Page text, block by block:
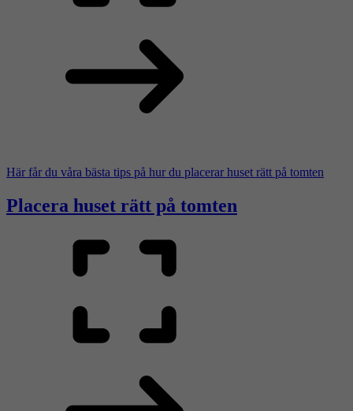
Här får du våra bästa tips på hur du placerar huset rätt på tomten
Placera huset rätt på tomten